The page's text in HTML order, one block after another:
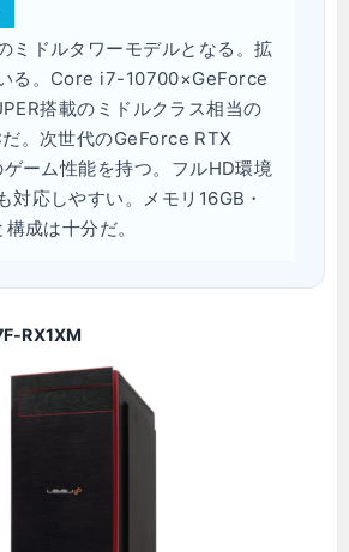
ミドルタワーモデルとなる。拡
る。Core i7-10700×GeForce
搭載のミドルクラス相当の
。次世代のGeForce RTX
ーム性能を持つ。フルHD環境
対応しやすい。メモリ16GB・
成は十分だ。
RX1XM